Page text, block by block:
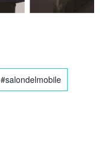
#salondelmobile